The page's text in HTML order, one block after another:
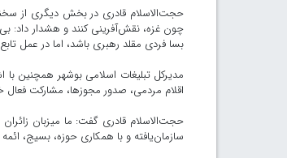
حجت‌الاسلام قادری در بخش دیگری از
چون غزه، نقش‌آفرینی کنند و هشدار داد:
بسا فردی مقلد رهبری باشد، اما در عمل
مدیرکل تبلیغات اسلامی بوشهر همچنین
اقلام مردمی، صدور مجوزها، مشارکت
حجت‌الاسلام قادری گفت: ما میزبان
سازمان‌یافته و با همکاری حوزه، بسیج،